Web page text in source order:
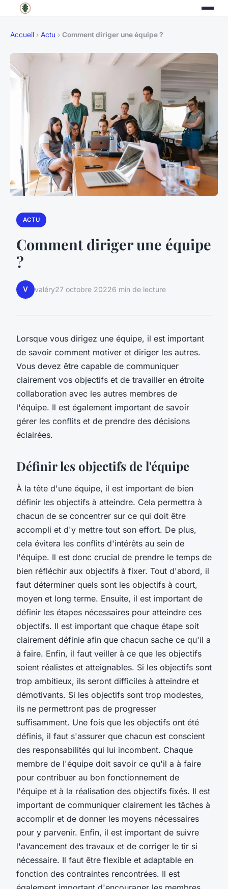
Accueil › Actu › Comment diriger une équipe ?
ACTU
Comment diriger une équipe
?
V valéry27 octobre 20226 min de lecture
Lorsque vous dirigez une équipe, il est important
de savoir comment motiver et diriger les autres.
Vous devez être capable de communiquer
clairement vos objectifs et de travailler en étroite
collaboration avec les autres membres de
l'équipe. Il est également important de savoir
gérer les conflits et de prendre des décisions
éclairées.
Définir les objectifs de l'équipe
À la tête d'une équipe, il est important de bien
définir les objectifs à atteindre. Cela permettra à
chacun de se concentrer sur ce qui doit être
accompli et d'y mettre tout son effort. De plus,
cela évitera les conflits d'intérêts au sein de
l'équipe. Il est donc crucial de prendre le temps de
bien réfléchir aux objectifs à fixer. Tout d'abord, il
faut déterminer quels sont les objectifs à court,
moyen et long terme. Ensuite, il est important de
définir les étapes nécessaires pour atteindre ces
objectifs. Il est important que chaque étape soit
clairement définie afin que chacun sache ce qu'il a
à faire. Enfin, il faut veiller à ce que les objectifs
soient réalistes et atteignables. Si les objectifs sont
trop ambitieux, ils seront difficiles à atteindre et
démotivants. Si les objectifs sont trop modestes,
ils ne permettront pas de progresser
suffisamment. Une fois que les objectifs ont été
définis, il faut s'assurer que chacun est conscient
des responsabilités qui lui incombent. Chaque
membre de l'équipe doit savoir ce qu'il a à faire
pour contribuer au bon fonctionnement de
l'équipe et à la réalisation des objectifs fixés. Il est
important de communiquer clairement les tâches à
accomplir et de donner les moyens nécessaires
pour y parvenir. Enfin, il est important de suivre
l'avancement des travaux et de corriger le tir si
nécessaire. Il faut être flexible et adaptable en
fonction des contraintes rencontrées. Il est